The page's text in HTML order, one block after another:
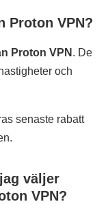
Proton VPN?
Proton VPN . De
och
senaste rabatt
väljer
VPN?